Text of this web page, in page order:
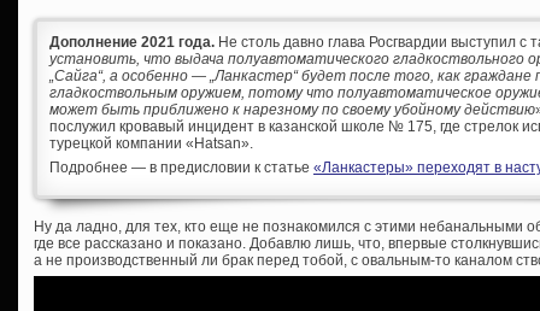
Дополнение 2021 года. Не столь давно глава Росгвардии выступил с
установить, что выдача полуавтоматического гладкоствольного
„Сайга“, а особенно — „Ланкастер“ будет после того, как
гладкоствольным оружием, потому что полуавтоматическое
может быть приближено к нарезному по своему убойному действию
послужил кровавый инцидент в казанской школе № 175, где стрелок
турецкой компании «Hatsan».
Подробнее — в предисловии к статье «Ланкастеры» переходят в
Ну да ладно, для тех, кто еще не познакомился с этими небанальными
где все рассказано и показано. Добавлю лишь, что, впервые
а не производственный ли брак перед тобой, с овальным-то каналом